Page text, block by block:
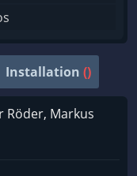
Installation ()
Röder, Markus